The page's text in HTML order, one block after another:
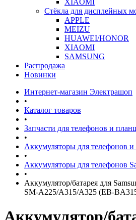
XIAOMI
Стёкла для дисплейных
APPLE
MEIZU
HUAWEI/HONOR
XIAOMI
SAMSUNG
Распродажа
Новинки
Интернет-магазин Электрашоп
•
Каталог товаров
•
Запчасти для телефонов и
•
Аккумуляторы для телефонов
•
Аккумуляторы для телефонов
•
Аккумулятор/батарея для
SM-A225/A315/A325 (EB-